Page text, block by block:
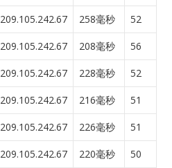
209.105.242.67 258毫秒 52
209.105.242.67 208毫秒 56
209.105.242.67 228毫秒 52
209.105.242.67 216毫秒 51
209.105.242.67 226毫秒 51
209.105.242.67 220毫秒 50